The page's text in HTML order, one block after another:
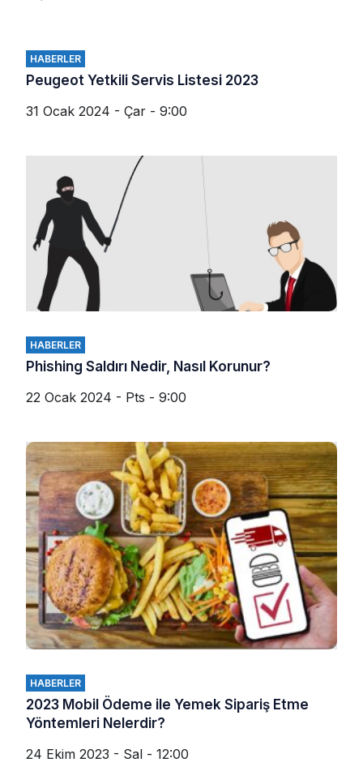
HABERLER
Peugeot Yetkili Servis Listesi 2023
31 Ocak 2024 - Çar - 9:00
HABERLER
Phishing Saldırı Nedir, Nasıl Korunur?
22 Ocak 2024 - Pts - 9:00
HABERLER
2023 Mobil Ödeme ile Yemek Sipariş Etme
Yöntemleri Nelerdir?
24 Ekim 2023 - Sal - 12:00